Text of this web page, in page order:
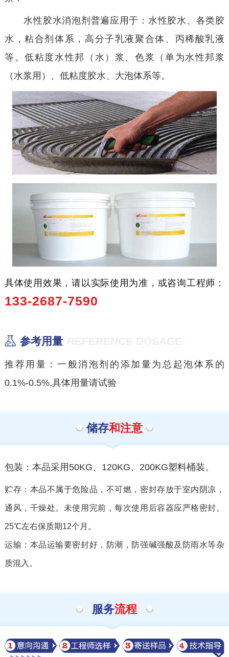
水性胶水消泡剂普遍应用于：水性胶水、各类胶
水，粘合剂体系，高分子乳液聚合体、丙稀酸乳液
等。低粘度水性邦（水）浆、色浆（单为水性邦浆
（水浆用）、低粘度胶水、大泡体系等。
具体使用效果，请以实际使用为准，或咨询工程师：
133-2687-7590
参考用量
推荐用量：一般消泡剂的添加量为总起泡体系的
0.1%-0.5%,具体用量请试验
储存和注意
包装：本品采用50KG、120KG、200KG塑料桶装。
贮存：本品不属于危险品，不可燃，密封存放于室内阴凉，
通风，干燥处。未使用完前，每次使用后容器应严格密封。
25℃左右保质期12个月。
运输：本品运输要密封好，防潮，防强碱强酸及防雨水等杂
质混入。
服务流程